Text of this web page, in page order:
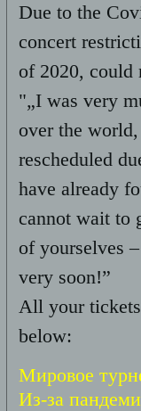
Due to the
concert
of 2020, could
"„I was very
over the
rescheduled
have already
cannot wait to
of yourselves
very soon!”
All your
below:
Мировое
Из-за